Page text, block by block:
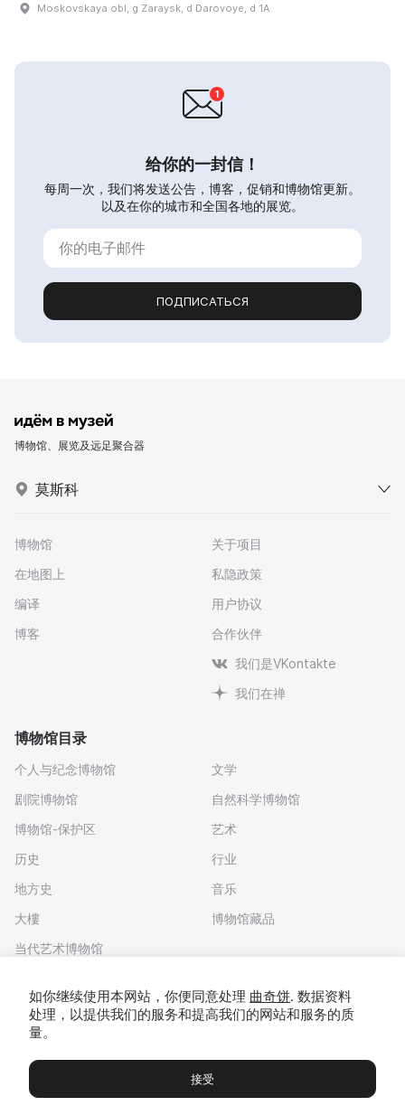
Moskovskaya obl, g Zaraysk, d Darovoye, d 1A
给你的一封信！
每周一次，我们将发送公告，博客，促销和博物馆更新。
以及在你的城市和全国各地的展览。
ПОДПИСАТЬСЯ
博物馆、展览及远足聚合器
莫斯科
博物馆
在地图上
编译
博客
关于项目
私隐政策
用户协议
合作伙伴
我们是VKontakte
我们在禅
博物馆目录
个人与纪念博物馆
剧院博物馆
博物馆-保护区
历史
地方史
大樓
当代艺术博物馆
文学
自然科学博物馆
艺术
行业
音乐
博物馆藏品
博物馆 展览及展览 Чаты Вы
如你继续使用本网站，你便同意处理 曲奇饼. 数据资料
处理，以提供我们的服务和提高我们的网站和服务的质
量。
接受